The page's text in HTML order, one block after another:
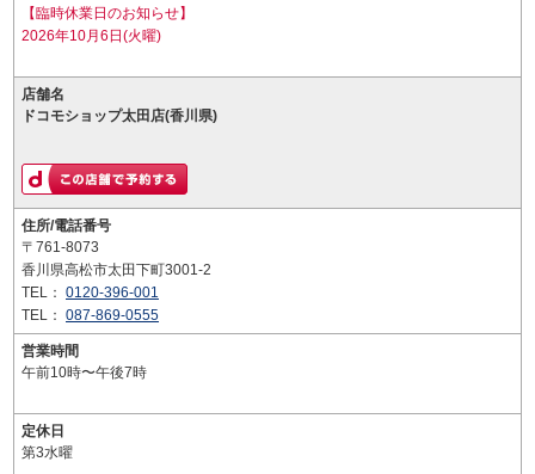
【臨時休業日のお知らせ】
2026年10月6日(火曜)
店舗名
ドコモショップ太田店(香川県)
住所/電話番号
〒761-8073
香川県高松市太田下町3001-2
TEL： 0120-396-001
TEL： 087-869-0555
営業時間
午前10時〜午後7時
定休日
第3水曜